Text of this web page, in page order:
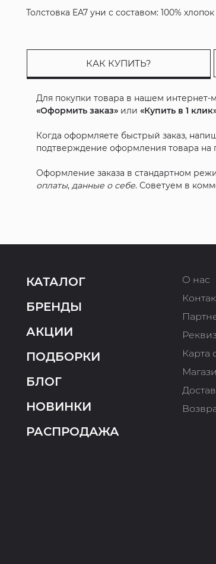
Толстовка EA7 уни с составом: 100% хлопок
КАК КУПИТЬ?
Для покупки товара в нашем
«Оформить заказ» или«Купить в 1
Когда оформляете быстрый заказ,
подтверждение оформления товара на
Оформление заказа в стандартном
оплаты,данные о себе. Советуем в
КАТАЛОГ
БРЕНДЫ
АКЦИИ
ПОДБОРКИ
БЛОГ
НОВИНКИ
РАСПРОДАЖА
О нас
Карта